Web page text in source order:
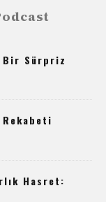
Bir Sürpriz
Hasret: